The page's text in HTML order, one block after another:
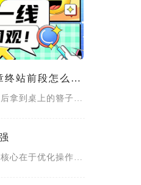
纸嫁衣9罗浮梦第三章终站前段怎么解密
第三章终站，在过完剧情后拿到桌上的簪子和小饰品。先查看木柜子...
香肠派对想要快速变强，核心在于优化操作设置、精通枪械与配件搭...